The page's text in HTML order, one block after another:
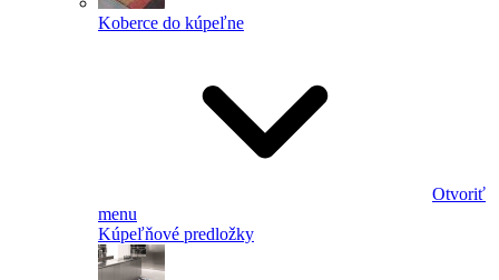
Koberce do kúpeľne
Otvoriť
menu
Kúpeľňové predložky